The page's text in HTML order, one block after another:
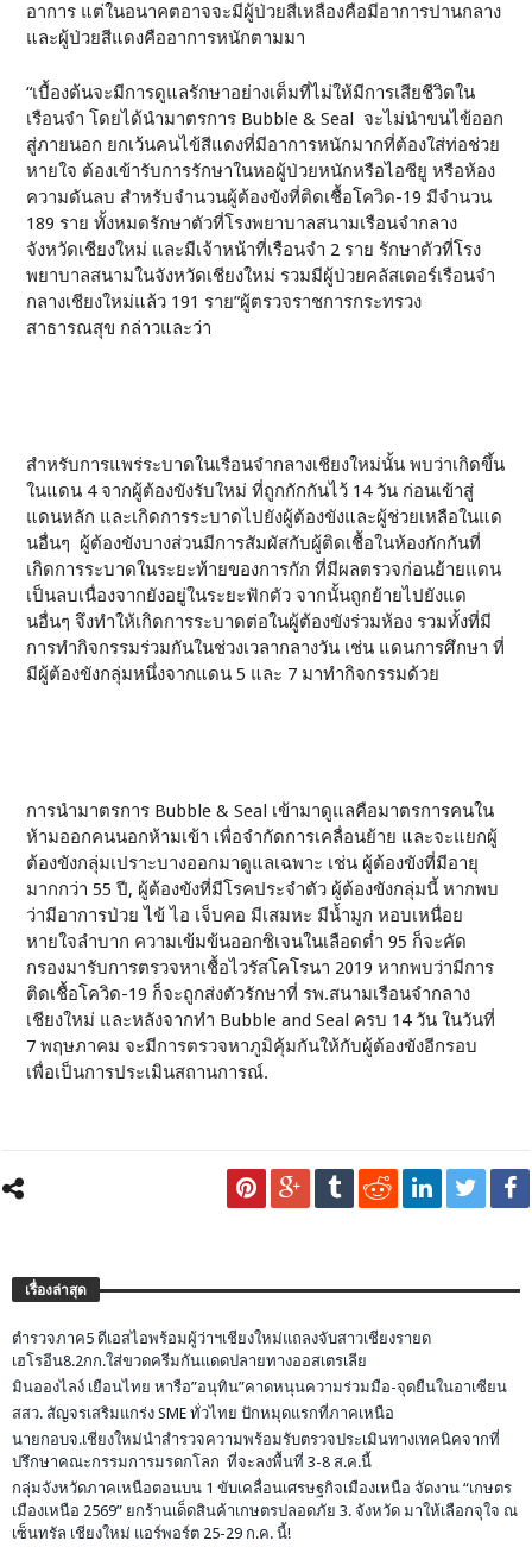
อาการ แต่ในอนาคตอาจจะมีผู้ป่วยสีเหลืองคือมีอาการปานกลาง
และผู้ป่วยสีแดงคืออาการหนักตามมา
“เบื้องต้นจะมีการดูแลรักษาอย่างเต็มที่ไม่ให้มีการเสียชีวิตใน
เรือนจำ โดยได้นำมาตรการ Bubble & Seal จะไม่นำขนไข้ออก
สู่ภายนอก ยกเว้นคนไข้สีแดงที่มีอาการหนักมากที่ต้องใส่ท่อช่วย
หายใจ ต้องเข้ารับการรักษาในหอผู้ป่วยหนักหรือไอซียู หรือห้อง
ความดันลบ สำหรับจำนวนผู้ต้องขังที่ติดเชื้อโควิด-19 มีจำนวน
189 ราย ทั้งหมดรักษาตัวที่โรงพยาบาลสนามเรือนจำกลาง
จังหวัดเชียงใหม่ และมีเจ้าหน้าที่เรือนจำ 2 ราย รักษาตัวที่โรง
พยาบาลสนามในจังหวัดเชียงใหม่ รวมมีผู้ป่วยคลัสเตอร์เรือนจำ
กลางเชียงใหม่แล้ว 191 ราย”ผู้ตรวจราชการกระทรวง
สาธารณสุข กล่าวและว่า
สำหรับการแพร่ระบาดในเรือนจำกลางเชียงใหม่นั้น พบว่าเกิดขึ้น
ในแดน 4 จากผู้ต้องขังรับใหม่ ที่ถูกกักกันไว้ 14 วัน ก่อนเข้าสู่
แดนหลัก และเกิดการระบาดไปยังผู้ต้องขังและผู้ช่วยเหลือในแด
นอื่นๆ ผู้ต้องขังบางส่วนมีการสัมผัสกับผู้ติดเชื้อในห้องกักกันที่
เกิดการระบาดในระยะท้ายของการกัก ที่มีผลตรวจก่อนย้ายแดน
เป็นลบเนื่องจากยังอยู่ในระยะฟักตัว จากนั้นถูกย้ายไปยังแด
นอื่นๆ จึงทำให้เกิดการระบาดต่อในผู้ต้องขังร่วมห้อง รวมทั้งที่มี
การทำกิจกรรมร่วมกันในช่วงเวลากลางวัน เช่น แดนการศึกษา ที่
มีผู้ต้องขังกลุ่มหนึ่งจากแดน 5 และ 7 มาทำกิจกรรมด้วย
การนำมาตรการ Bubble & Seal เข้ามาดูแลคือมาตรการคนใน
ห้ามออกคนนอกห้ามเข้า เพื่อจำกัดการเคลื่อนย้าย และจะแยกผู้
ต้องขังกลุ่มเปราะบางออกมาดูแลเฉพาะ เช่น ผู้ต้องขังที่มีอายุ
มากกว่า 55 ปี, ผู้ต้องขังที่มีโรคประจำตัว ผู้ต้องขังกลุ่มนี้ หากพบ
ว่ามีอาการป่วย ไข้ ไอ เจ็บคอ มีเสมหะ มีน้ำมูก หอบเหนื่อย
หายใจลำบาก ความเข้มข้นออกซิเจนในเลือดต่ำ 95 ก็จะคัด
กรองมารับการตรวจหาเชื้อไวรัสโคโรนา 2019 หากพบว่ามีการ
ติดเชื้อโควิด-19 ก็จะถูกส่งตัวรักษาที่ รพ.สนามเรือนจำกลาง
เชียงใหม่ และหลังจากทำ Bubble and Seal ครบ 14 วัน ในวันที่
7 พฤษภาคม จะมีการตรวจหาภูมิคุ้มกันให้กับผู้ต้องขังอีกรอบ
เพื่อเป็นการประเมินสถานการณ์.
เรื่องล่าสุด
ตำรวจภาค5 ดีเอสไอพร้อมผู้ว่าฯเชียงใหม่แถลงจับสาวเชียงรายด
เฮโรอีน8.2กก.ใส่ขวดครีมกันแดดปลายทางออสเตรเลีย
มินอองไลง์ เยือนไทย หารือ”อนุทิน”คาดหนุนความร่วมมือ-จุดยืนในอาเซียน
สสว. สัญจรเสริมแกร่ง SME ทั่วไทย ปักหมุดแรกที่ภาคเหนือ
นายกอบจ.เชียงใหม่นำสำรวจความพร้อมรับตรวจประเมินทางเทคนิคจากที่
ปรึกษาคณะกรรมการมรดกโลก ที่จะลงพื้นที่ 3-8 ส.ค.นี้
กลุ่มจังหวัดภาคเหนือตอนบน 1 ขับเคลื่อนเศรษฐกิจเมืองเหนือ จัดงาน “เกษตร
เมืองเหนือ 2569” ยกร้านเด็ดสินค้าเกษตรปลอดภัย 3. จังหวัด มาให้เลือกจุใจ ณ
เซ็นทรัล เชียงใหม่ แอร์พอร์ต 25-29 ก.ค. นี้!